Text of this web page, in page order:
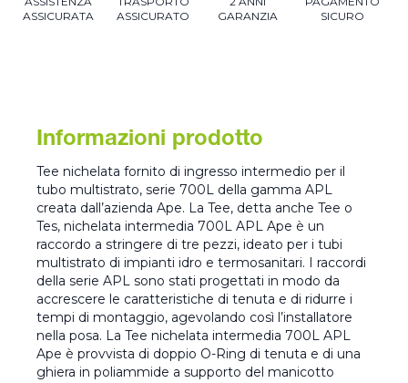
ASSICURATA
ASSICURATO
GARANZIA
SICURO
Informazioni prodotto
Tee nichelata fornito di ingresso intermedio per il
tubo multistrato, serie 700L della gamma APL
creata dall’azienda Ape. La Tee, detta anche Tee o
Tes, nichelata intermedia 700L APL Ape è un
raccordo a stringere di tre pezzi, ideato per i tubi
multistrato di impianti idro e termosanitari. I raccordi
della serie APL sono stati progettati in modo da
accrescere le caratteristiche di tenuta e di ridurre i
tempi di montaggio, agevolando così l’installatore
nella posa. La Tee nichelata intermedia 700L APL
Ape è provvista di doppio O-Ring di tenuta e di una
ghiera in poliammide a supporto del manicotto